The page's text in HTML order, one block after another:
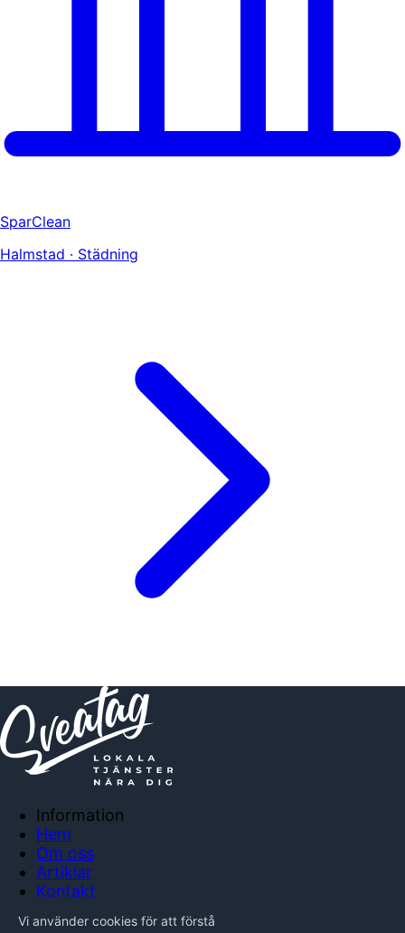
SparClean
Halmstad · Städning
Information
Hem
Om oss
Artiklar
Kontakt
Integritetspolicy
Vi använder cookies för att förstå